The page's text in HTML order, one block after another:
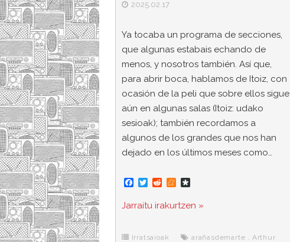
2025.02.17
Ya tocaba un programa de secciones,
que algunas estabais echando de
menos, y nosotros también. Así que,
para abrir boca, hablamos de Itoiz, con
ocasión de la peli que sobre ellos sigue
aún en algunas salas (Itoiz: udako
sesioak); también recordamos a
algunos de los grandes que nos han
dejado en los últimos meses como…
F
e
o
T
t
r
R
d
d
M
n
e
e
s
r
Jarraitu irakurtzen »
Irratsaioak arañasdemarte , Arthur